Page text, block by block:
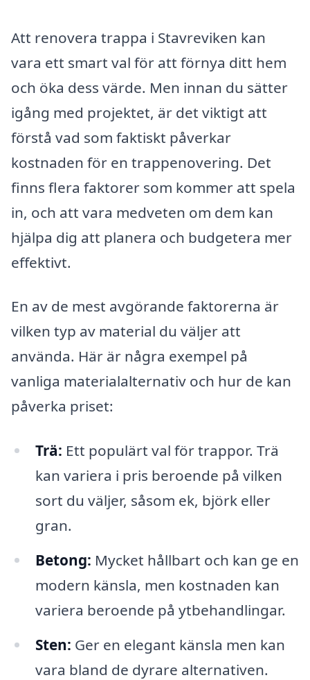
Att renovera trappa i Stavreviken kan
vara ett smart val för att förnya ditt hem
och öka dess värde. Men innan du sätter
igång med projektet, är det viktigt att
förstå vad som faktiskt påverkar
kostnaden för en trappenovering. Det
finns flera faktorer som kommer att spela
in, och att vara medveten om dem kan
hjälpa dig att planera och budgetera mer
effektivt.
En av de mest avgörande faktorerna är
vilken typ av material du väljer att
använda. Här är några exempel på
vanliga materialalternativ och hur de kan
påverka priset:
Trä: Ett populärt val för trappor. Trä
kan variera i pris beroende på vilken
sort du väljer, såsom ek, björk eller
gran.
Betong: Mycket hållbart och kan ge en
modern känsla, men kostnaden kan
variera beroende på ytbehandlingar.
Sten: Ger en elegant känsla men kan
vara bland de dyrare alternativen.